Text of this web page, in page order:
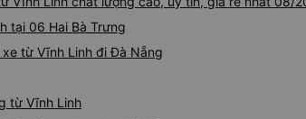
tại 06 Hai Bà Trưng
từ Vĩnh Linh đi Đà Nẵng
từ Vĩnh Linh